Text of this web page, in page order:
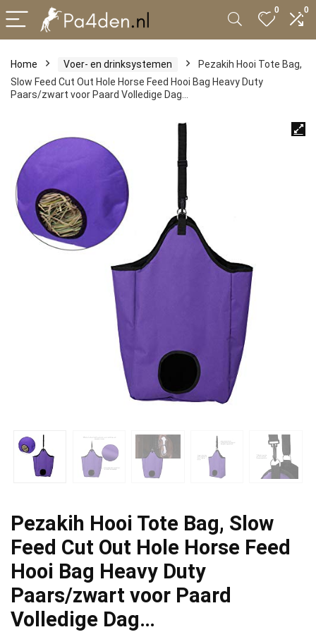
0 0
Home Voer- en drinksystemen
Pezakih Hooi Tote Bag,
Slow Feed Cut Out Hole Horse Feed Hooi Bag Heavy Duty
Paars/zwart voor Paard Volledige Dag…
Pezakih Hooi Tote Bag, Slow
Feed Cut Out Hole Horse Feed
Hooi Bag Heavy Duty
Paars/zwart voor Paard
Volledige Dag…